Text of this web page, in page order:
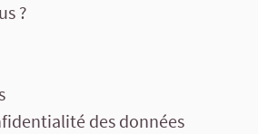
?
des données